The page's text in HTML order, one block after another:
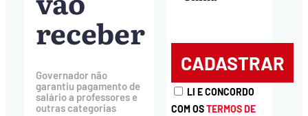
receber
Governador não
garantiu pagamento de
salário a professores e
outras categorias
LI E CONCORDO
COM OSTERMOS DE